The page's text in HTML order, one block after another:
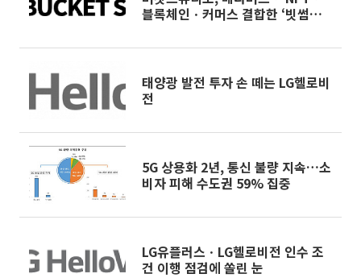
블록체인ㆍ커머스 결합한 ‘빗썸라이
태양광 발전 투자 손 떼는 LG헬로비
전
5G 상용화 2년, 통신 불량 지속…소
비자 피해 수도권 59% 집중
LG유플러스ㆍLG헬로비전 인수 조
건 이행 점검에 쏠린 눈